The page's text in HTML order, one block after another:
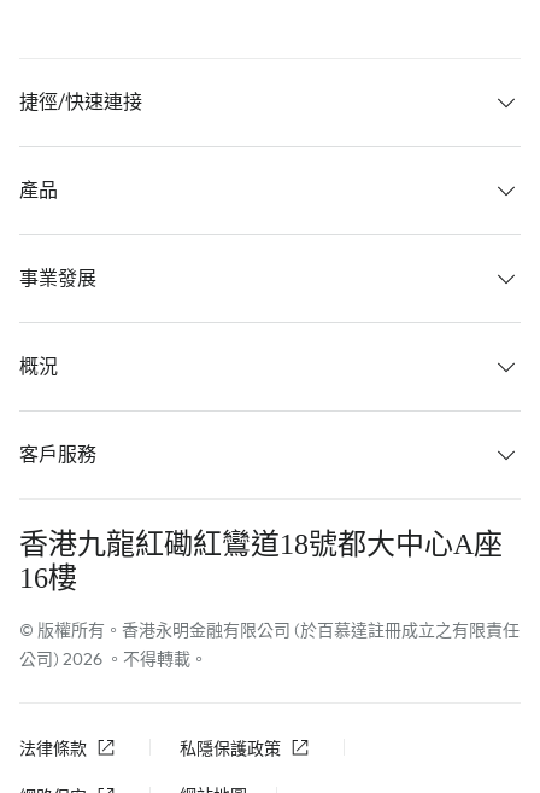
捷徑/快速連接
產品
事業發展
概況
客戶服務
香港九龍紅磡紅鸞道18號都大中心A座
16樓
© 版權所有。香港永明金融有限公司 (於百慕達註冊成立之有限責任
公司) 2026 。不得轉載。
法律條款 私隱保護政策